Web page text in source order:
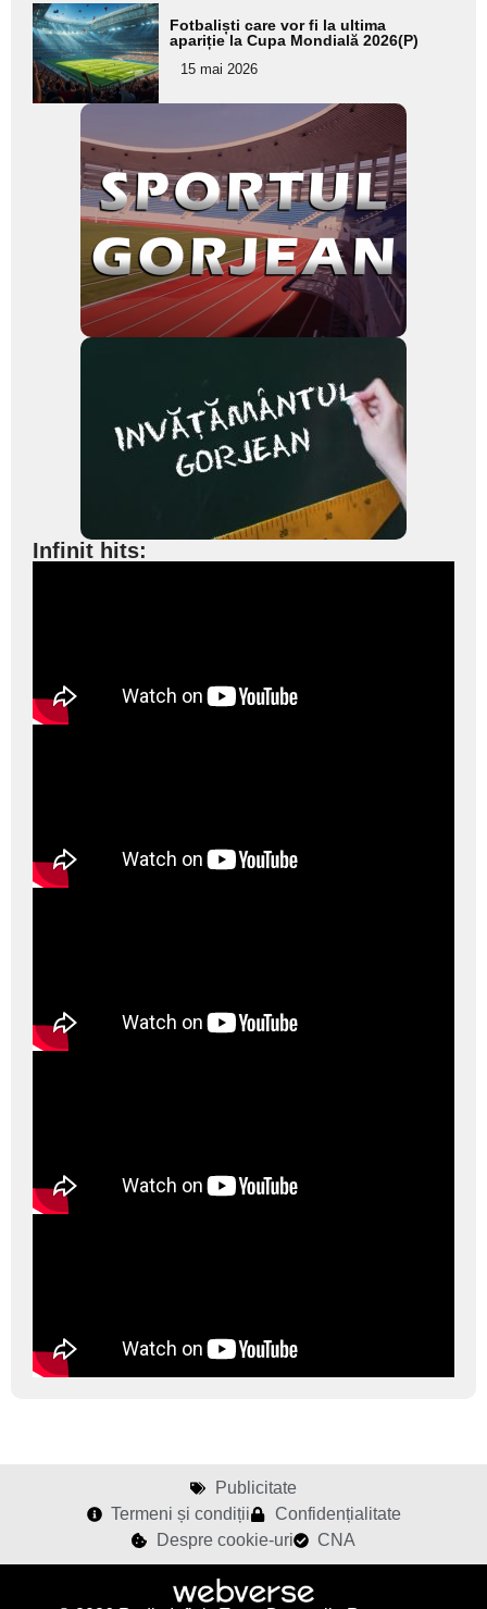
Adaugă
aici textul
pentru
subtitlu
Fotbaliști care vor fi la ultima
apariție la Cupa Mondială 2026(P)
15 mai 2026
Infinit hits:
Publicitate
Termeni și condiții
Confidențialitate
Despre cookie-uri
CNA